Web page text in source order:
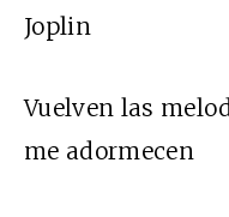
Joplin
Vuelven las
me adormecen